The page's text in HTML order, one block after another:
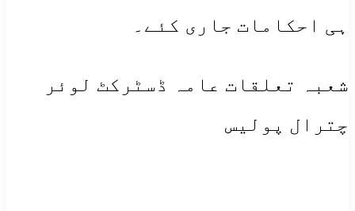
ہی احکامات جاری کئے۔
شعبہ تعلقات عامہ ڈسٹرکٹ لوئر
چترال پولیس